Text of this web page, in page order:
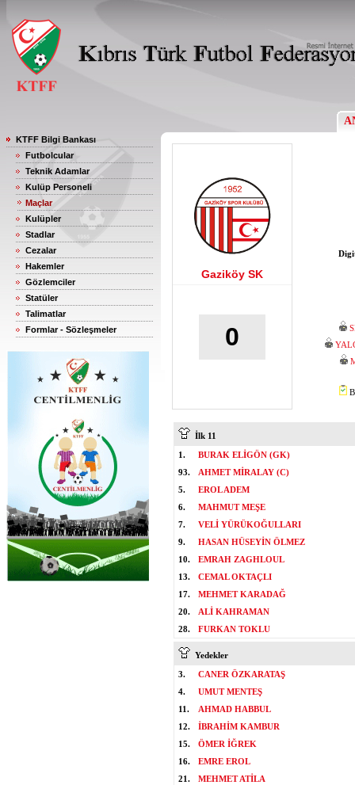
KTFF Bilgi Bankası
Futbolcular
Teknik Adamlar
Kulüp Personeli
Maçlar
Kulüpler
Stadlar
Cezalar
Hakemler
Gözlemciler
Statüler
Talimatlar
Formlar - Sözleşmeler
Gaziköy SK
0
İlk 11
1.
BURAK ELİGÖN (GK)
93.
AHMET MİRALAY (C)
5.
EROL ADEM
6.
MAHMUT MEŞE
7.
VELİ YÜRÜKOĞULLARI
9.
HASAN HÜSEYİN ÖLMEZ
10.
EMRAH ZAGHLOUL
13.
CEMAL OKTAÇLI
17.
MEHMET KARADAĞ
20.
ALİ KAHRAMAN
28.
FURKAN TOKLU
Yedekler
3.
CANER ÖZKARATAŞ
4.
UMUT MENTEŞ
11.
AHMAD HABBUL
12.
İBRAHİM KAMBUR
15.
ÖMER İĞREK
16.
EMRE EROL
21.
MEHMET ATİLA